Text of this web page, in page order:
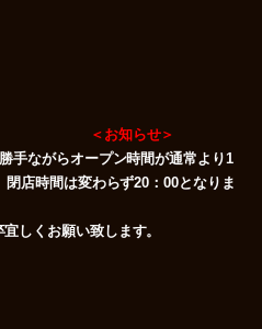
＜お知らせ＞
手ながらオープン時間が通常より1
店時間は変わらず20：00となりま
しくお願い致します。